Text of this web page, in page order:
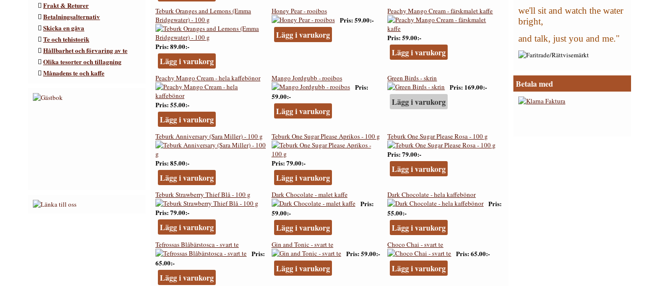
Frakt & Returer
Betalningsalternativ
Skicka en gåva
Te och tehistorik
Hållbarhet och förvaring av te
Olika tesorter och tillagning
Månadens te och kaffe
Teburk Oranges and Lemons (Emma
Bridgewater) - 100 g
Pris 89.00:-
Lägg i varukorg
Honey Pear - rooibos
Pris 59.00:-
Lägg i varukorg
Peachy Mango Cream - färskmalet kaffe
Pris 59.00:-
Lägg i varukorg
Peachy Mango Cream - hela kaffebönor
Pris 55.00:-
Lägg i varukorg
Mango Jordgubb - rooibos
Pris
59.00:-
Lägg i varukorg
Green Birds - skrin
Pris 169.00:-
Lägg i varukorg
Teburk Anniversary (Sara Miller) - 100 g
Pris 85.00:-
Lägg i varukorg
Teburk One Sugar Please Aprikos - 100 g
Pris 79.00:-
Lägg i varukorg
Teburk One Sugar Please Rosa - 100 g
Pris 79.00:-
Lägg i varukorg
Teburk Strawberry Thief Blå - 100 g
Pris 79.00:-
Lägg i varukorg
Dark Chocolate - malet kaffe
Pris
59.00:-
Lägg i varukorg
Dark Chocolate - hela kaffebönor
Pris
55.00:-
Lägg i varukorg
Tefrossas Blåbärstosca - svart te
Pris
65.00:-
Lägg i varukorg
Gin and Tonic - svart te
Pris 59.00:-
Lägg i varukorg
Choco Chai - svart te
Pris 65.00:-
Lägg i varukorg
we'll sit and watch the water
bright,
and talk, just you and me."
Betala med